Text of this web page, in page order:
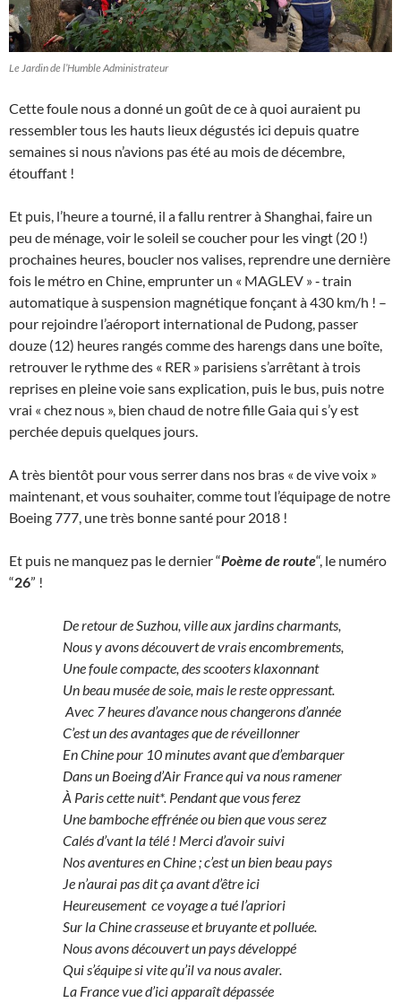
Le Jardin de l’Humble Administrateur
Cette foule nous a donné un goût de ce à quoi auraient pu
ressembler tous les hauts lieux dégustés ici depuis quatre
semaines si nous n’avions pas été au mois de décembre,
étouffant !
Et puis, l’heure a tourné, il a fallu rentrer à Shanghai, faire un
peu de ménage, voir le soleil se coucher pour les vingt (20 !)
prochaines heures, boucler nos valises, reprendre une dernière
fois le métro en Chine, emprunter un « MAGLEV » ‑ train
automatique à suspension magnétique fonçant à 430 km/h ! –
pour rejoindre l’aéroport international de Pudong, passer
douze (12) heures rangés comme des harengs dans une boîte,
retrouver le rythme des « RER » parisiens s’arrêtant à trois
reprises en pleine voie sans explication, puis le bus, puis notre
vrai « chez nous », bien chaud de notre fille Gaia qui s’y est
perchée depuis quelques jours.
A très bientôt pour vous serrer dans nos bras « de vive voix »
maintenant, et vous souhaiter, comme tout l’équipage de notre
Boeing 777, une très bonne santé pour 2018 !
Et puis ne manquez pas le dernier “Poème de route“, le numéro
“26” !
De retour de Suzhou, ville aux jardins charmants,
Nous y avons découvert de vrais encombrements,
Une foule compacte, des scooters klaxonnant
Un beau musée de soie, mais le reste oppressant.
Avec 7 heures d’avance nous changerons d’année
C’est un des avantages que de réveillonner
En Chine pour 10 minutes avant que d’embarquer
Dans un Boeing d’Air France qui va nous ramener
À Paris cette nuit*. Pendant que vous ferez
Une bamboche effrénée ou bien que vous serez
Calés d’vant la télé ! Merci d’avoir suivi
Nos aventures en Chine ; c’est un bien beau pays
Je n’aurai pas dit ça avant d’être ici
Heureusement ce voyage a tué l’apriori
Sur la Chine crasseuse et bruyante et polluée.
Nous avons découvert un pays développé
Qui s’équipe si vite qu’il va nous avaler.
La France vue d’ici apparaît dépassée